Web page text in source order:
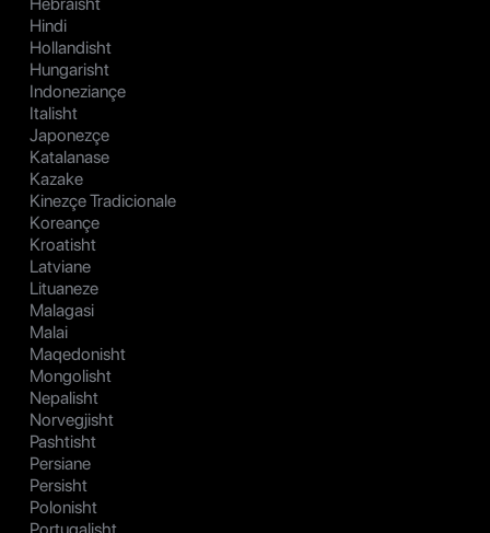
Hindi
Hollandisht
Hungarisht
Indoneziançe
Italisht
Japonezçe
Katalanase
Kazake
Kinezçe Tradicionale
Koreançe
Kroatisht
Latviane
Lituaneze
Malagasi
Malai
Maqedonisht
Mongolisht
Nepalisht
Norvegjisht
Pashtisht
Persiane
Persisht
Polonisht